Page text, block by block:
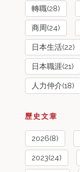
轉職(28)
商周(24)
日本生活(22)
日本職涯(21)
人力仲介(18)
歷史文章
2026(8)
2023(24)